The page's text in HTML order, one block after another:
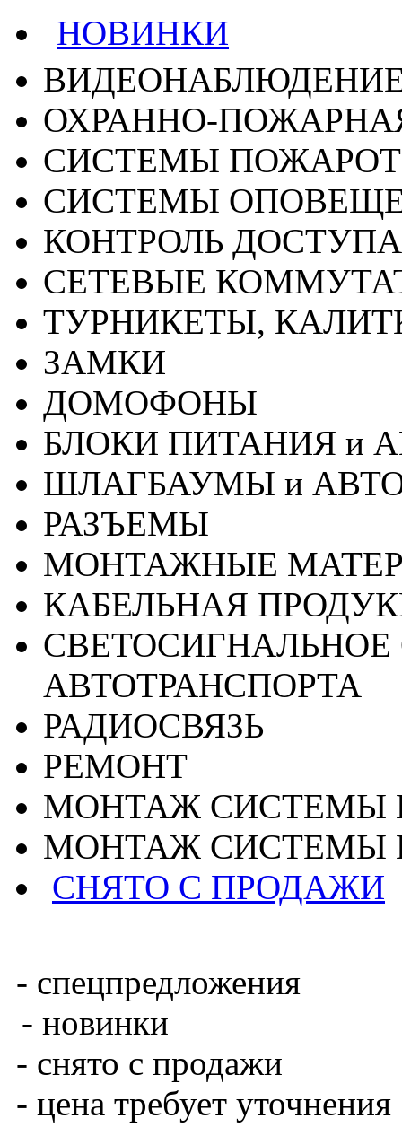
НОВИНКИ
ОХРАННО-
СИСТЕМЫ
СИСТЕМЫ
КОНТРОЛЬ ДОСТУПА
СЕТЕВЫЕ
ТУРНИКЕТЫ,
ЗАМКИ
ДОМОФОНЫ
БЛОКИ ПИТАНИЯ и
ШЛАГБАУМЫ и
РАЗЪЕМЫ
МОНТАЖНЫЕ
КАБЕЛЬНАЯ
АВТОТРАНСПОРТА
РАДИОСВЯЗЬ
РЕМОНТ
МОНТАЖ СИСТЕМЫ
МОНТАЖ СИСТЕМЫ
СНЯТО С ПРОДАЖИ
- спецпредложения
- новинки
- снято с продажи
- цена требует уточнения